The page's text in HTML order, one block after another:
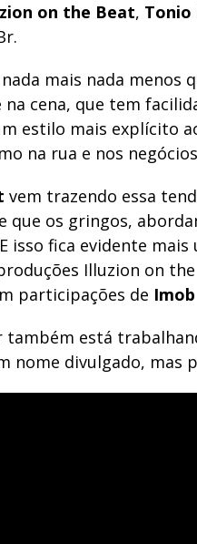
on the Beat, Tonio
mais nada menos
na cena, que tem
estilo mais explícito
na rua e nos
vem trazendo essa
que os gringos,
isso fica evidente mais
Illuzion on
participações de
também está
nome divulgado, mas